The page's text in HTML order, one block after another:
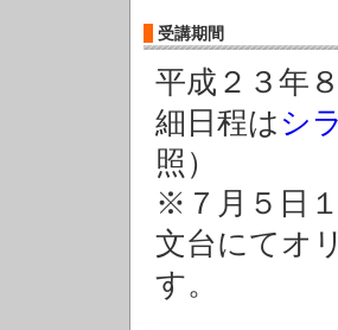
受講期間
平成２３年
細日程は シ
照）
※７月５日
文台にてオ
す。